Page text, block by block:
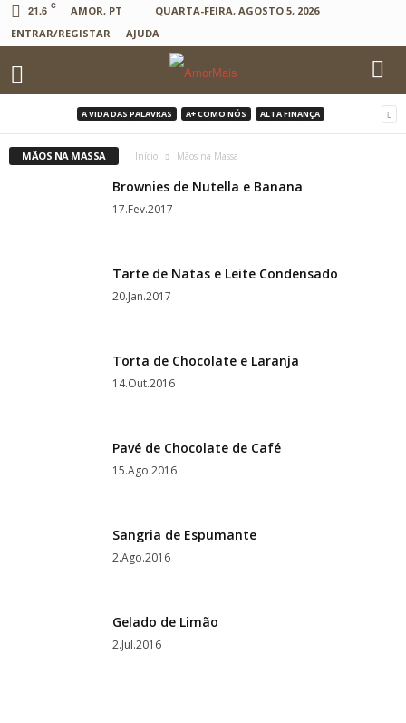
21.6 C AMOR, PT
QUARTA-FEIRA, AGOSTO 5, 2026
ENTRAR/REGISTAR
AJUDA
A VIDA DAS PALAVRAS A+ COMO NÓS ALTA FINANÇA
MÃOS NA MASSA Início Mãos na Massa
Brownies de Nutella e Banana
17.Fev.2017
Tarte de Natas e Leite Condensado
20.Jan.2017
Torta de Chocolate e Laranja
14.Out.2016
Pavé de Chocolate de Café
15.Ago.2016
Sangria de Espumante
2.Ago.2016
Gelado de Limão
2.Jul.2016